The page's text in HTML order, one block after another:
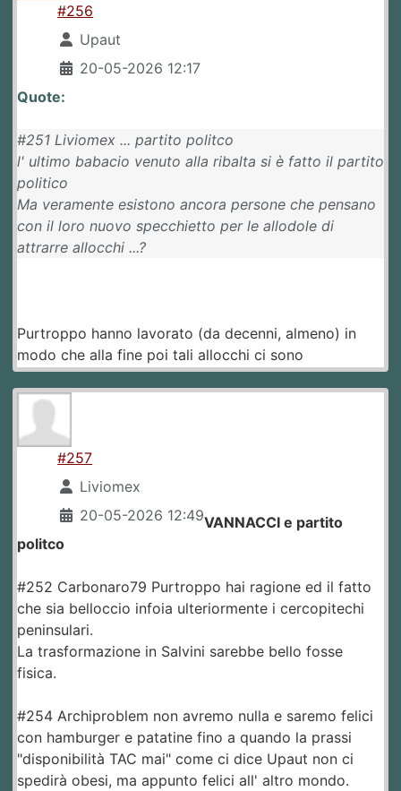
#256
Upaut
20-05-2026 12:17
Quote:
#251 Liviomex ... partito politco
l' ultimo babacio venuto alla ribalta si è fatto il partito
politico
Ma veramente esistono ancora persone che pensano
con il loro nuovo specchietto per le allodole di
attrarre allocchi ...?
Purtroppo hanno lavorato (da decenni, almeno) in
modo che alla fine poi tali allocchi ci sono
#257
Liviomex
20-05-2026 12:49VANNACCI e partito
politco
#252 Carbonaro79 Purtroppo hai ragione ed il fatto
che sia belloccio infoia ulteriormente i cercopitechi
peninsulari.
La trasformazione in Salvini sarebbe bello fosse
fisica.
#254 Archiproblem non avremo nulla e saremo felici
con hamburger e patatine fino a quando la prassi
"disponibilità TAC mai" come ci dice Upaut non ci
spedirà obesi, ma appunto felici all' altro mondo.